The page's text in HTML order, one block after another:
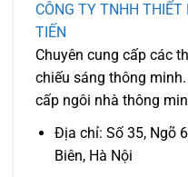
CÔNG TY TNHH THIẾT
TIẾN
Chuyên cung cấp các
chiếu sáng thông
cấp ngôi nhà thông
Địa chỉ: Số 35, Ngõ
Biên, Hà Nội